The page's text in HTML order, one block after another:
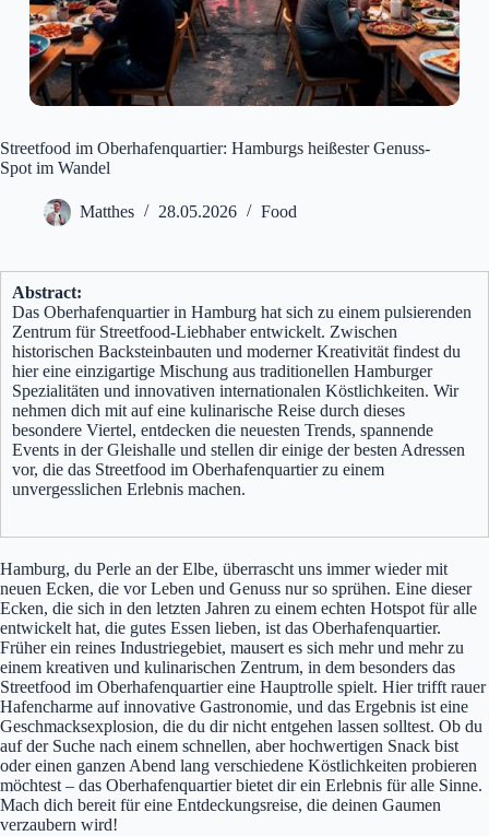
Streetfood im Oberhafenquartier: Hamburgs heißester Genuss-
Spot im Wandel
Matthes 28.05.2026 Food
Abstract:
Das Oberhafenquartier in Hamburg hat sich zu einem pulsierenden
Zentrum für Streetfood-Liebhaber entwickelt. Zwischen
historischen Backsteinbauten und moderner Kreativität findest du
hier eine einzigartige Mischung aus traditionellen Hamburger
Spezialitäten und innovativen internationalen Köstlichkeiten. Wir
nehmen dich mit auf eine kulinarische Reise durch dieses
besondere Viertel, entdecken die neuesten Trends, spannende
Events in der Gleishalle und stellen dir einige der besten Adressen
vor, die das Streetfood im Oberhafenquartier zu einem
unvergesslichen Erlebnis machen.
Hamburg, du Perle an der Elbe, überrascht uns immer wieder mit
neuen Ecken, die vor Leben und Genuss nur so sprühen. Eine dieser
Ecken, die sich in den letzten Jahren zu einem echten Hotspot für alle
entwickelt hat, die gutes Essen lieben, ist das Oberhafenquartier.
Früher ein reines Industriegebiet, mausert es sich mehr und mehr zu
einem kreativen und kulinarischen Zentrum, in dem besonders das
Streetfood im Oberhafenquartier eine Hauptrolle spielt. Hier trifft rauer
Hafencharme auf innovative Gastronomie, und das Ergebnis ist eine
Geschmacksexplosion, die du dir nicht entgehen lassen solltest. Ob du
auf der Suche nach einem schnellen, aber hochwertigen Snack bist
oder einen ganzen Abend lang verschiedene Köstlichkeiten probieren
möchtest – das Oberhafenquartier bietet dir ein Erlebnis für alle Sinne.
Mach dich bereit für eine Entdeckungsreise, die deinen Gaumen
verzaubern wird!